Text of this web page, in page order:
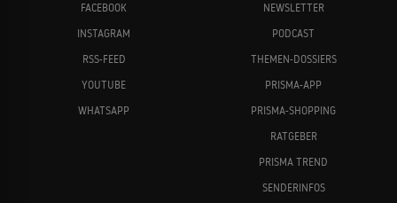
FACEBOOK
INSTAGRAM
RSS-FEED
YOUTUBE
WHATSAPP
NEWSLETTER
PODCAST
THEMEN-DOSSIERS
PRISMA-APP
PRISMA-SHOPPING
RATGEBER
PRISMA TREND
SENDERINFOS